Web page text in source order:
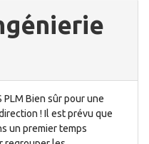
PLM Bien sûr pour une
! Il est prévu que
un premier temps